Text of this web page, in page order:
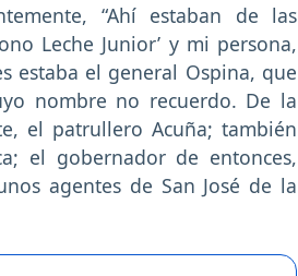
“Ahí estaban de las
Leche Junior’ y mi persona,
estaba el general Ospina, que
nombre no recuerdo. De la
el patrullero Acuña; también
el gobernador de entonces,
agentes de San José de la